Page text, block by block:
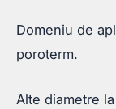
Domeniu de
poroterm.
Alte diametre